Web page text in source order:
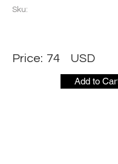
Sku:
Price: 74 USD
Add to